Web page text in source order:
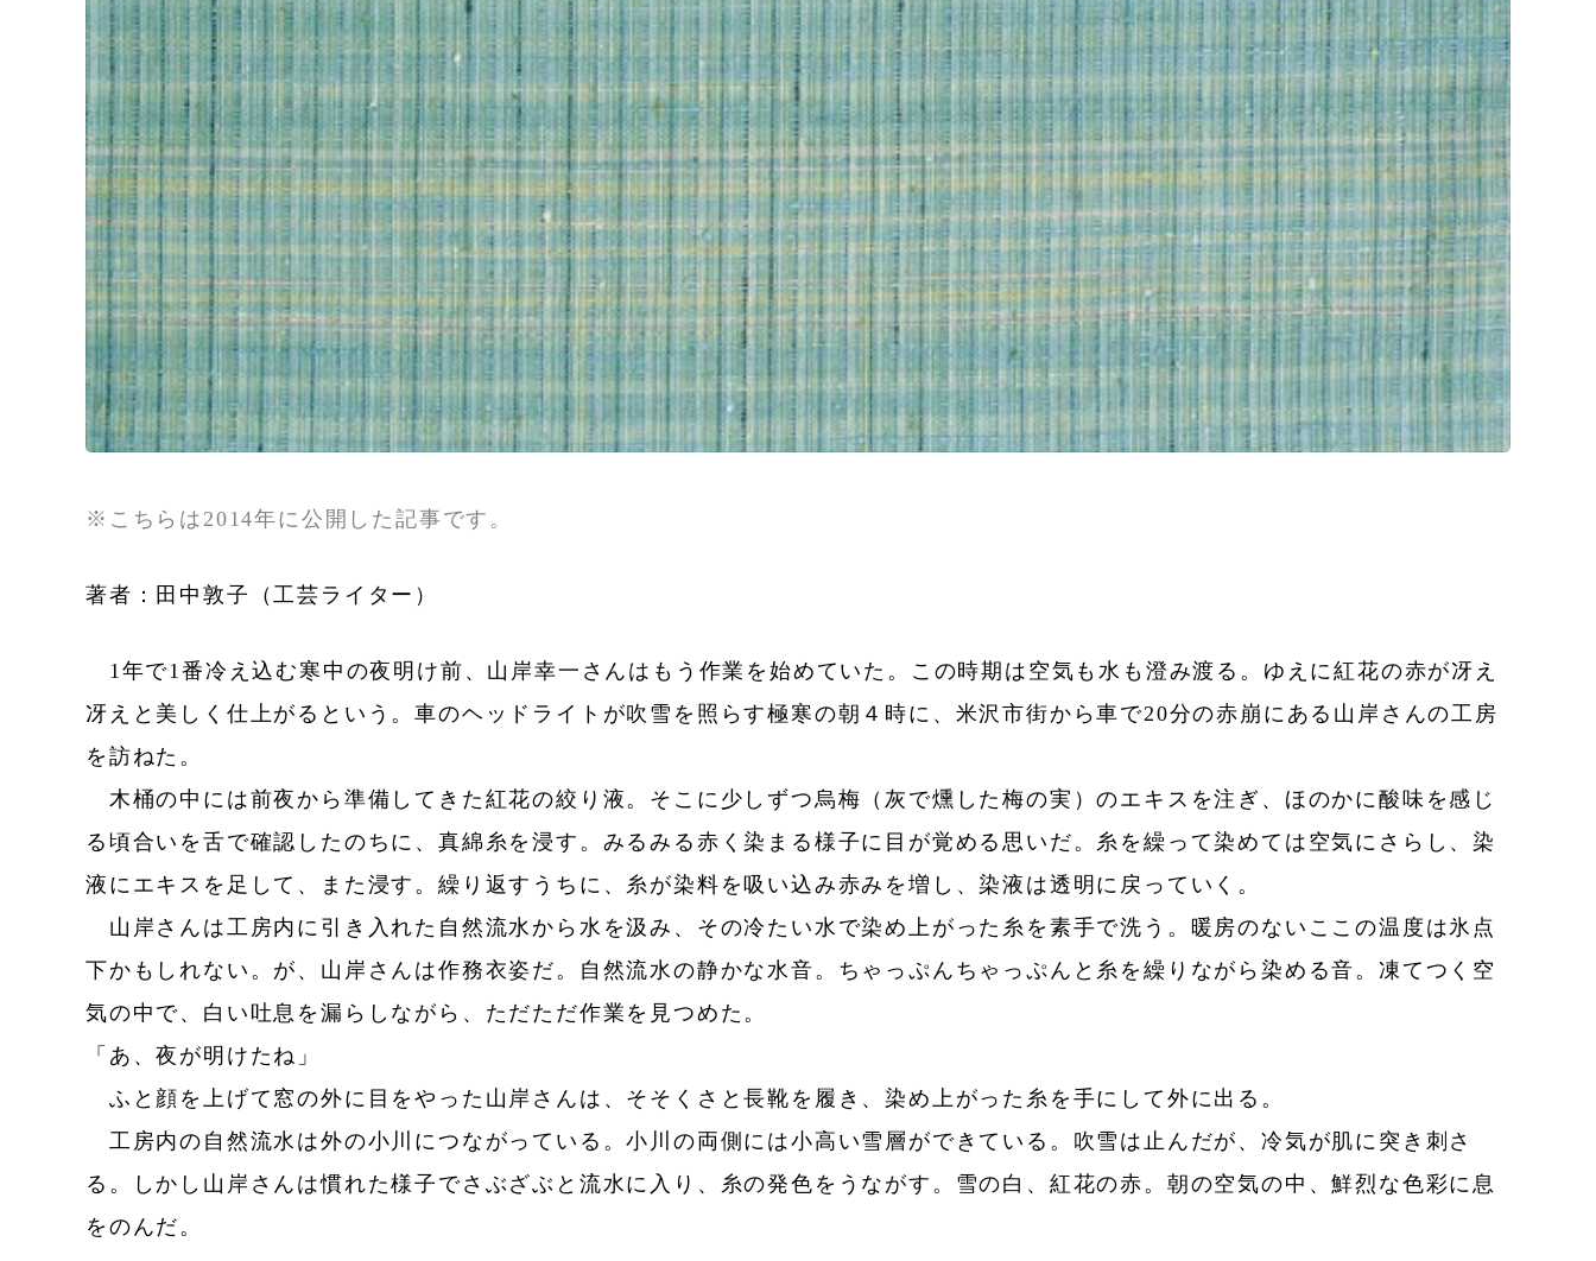
※こちらは2014年に公開した記事です。
著者：田中敦子（工芸ライター）
1年で1番冷え込む寒中の夜明け前、山岸幸一さんはもう作業を始めていた。この時期は空気も水も澄み渡る。ゆえに紅花の赤が冴え
冴えと美しく仕上がるという。車のヘッドライトが吹雪を照らす極寒の朝４時に、米沢市街から車で20分の赤崩にある山岸さんの工房
を訪ねた。
木桶の中には前夜から準備してきた紅花の絞り液。そこに少しずつ烏梅（灰で燻した梅の実）のエキスを注ぎ、ほのかに酸味を感じ
る頃合いを舌で確認したのちに、真綿糸を浸す。みるみる赤く染まる様子に目が覚める思いだ。糸を繰って染めては空気にさらし、染
液にエキスを足して、また浸す。繰り返すうちに、糸が染料を吸い込み赤みを増し、染液は透明に戻っていく。
山岸さんは工房内に引き入れた自然流水から水を汲み、その冷たい水で染め上がった糸を素手で洗う。暖房のないここの温度は氷点
下かもしれない。が、山岸さんは作務衣姿だ。自然流水の静かな水音。ちゃっぷんちゃっぷんと糸を繰りながら染める音。凍てつく空
気の中で、白い吐息を漏らしながら、ただただ作業を見つめた。
「あ、夜が明けたね」
ふと顔を上げて窓の外に目をやった山岸さんは、そそくさと長靴を履き、染め上がった糸を手にして外に出る。
工房内の自然流水は外の小川につながっている。小川の両側には小高い雪層ができている。吹雪は止んだが、冷気が肌に突き刺さ
る。しかし山岸さんは慣れた様子でさぶざぶと流水に入り、糸の発色をうながす。雪の白、紅花の赤。朝の空気の中、鮮烈な色彩に息
をのんだ。